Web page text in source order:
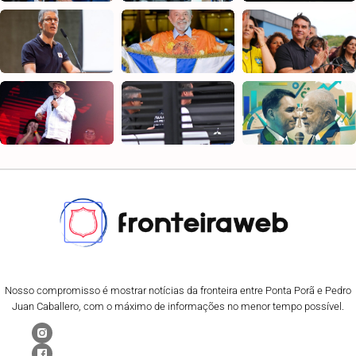
Nosso compromisso é mostrar notícias da fronteira entre Ponta Porã e Pedro
Juan Caballero, com o máximo de informações no menor tempo possível.